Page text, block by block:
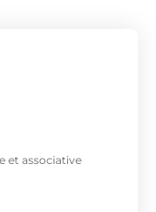
et associative